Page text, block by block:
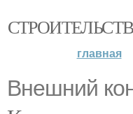
главная
Внешний